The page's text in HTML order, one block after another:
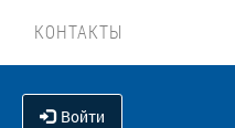
КОНТАКТЫ
Войти